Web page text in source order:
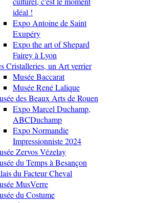
idéal !
Expo Antoine de Saint
Exupéry
Expo the art of Shepard
Fairey à Lyon
Cristalleries, un Art verrier
Musée Baccarat
Musée René Lalique
des Beaux Arts de Rouen
Expo Marcel Duchamp,
ABCDuchamp
Expo Normandie
Impressionniste 2024
Zervos Vézelay
du Temps à Besançon
du Facteur Cheval
MusVerre
du Costume